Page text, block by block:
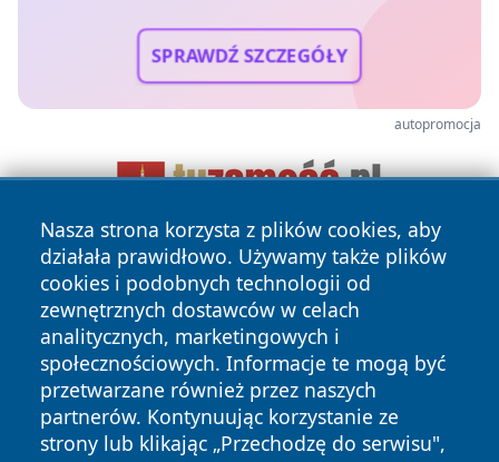
SPRAWDŹ SZCZEGÓŁY
autopromocja
Nasza strona korzysta z plików cookies, aby
działała prawidłowo. Używamy także plików
cookies i podobnych technologii od
zewnętrznych dostawców w celach
analitycznych, marketingowych i
społecznościowych. Informacje te mogą być
przetwarzane również przez naszych
partnerów. Kontynuując korzystanie ze
strony lub klikając „Przechodzę do serwisu",
Copyright © 2026 faktybytom.pl Wszystkie prawa zastrzeżone.